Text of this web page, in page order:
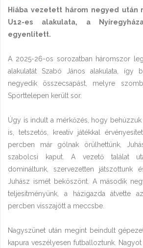
Hiába vezetett három negyed után
U12-es alakulata, a
egyenlített.
A 2025-26-os sorozatban háromszor
alakulatát Szabó János alakulata, így
negyedik összecsapást, melyre
Sporttelepen került sor.
Úgy is indult a mérkőzés, hogy
is, tetszetős, kreatív játékkal
percben már gólnak örülhettünk,
szabolcsi kaput. A vezető találat
domináltunk, szervezetten játszottunk
Juhász ismét beköszönt. A második
teljesítményünk, a házigazda átvette
percben visszajött a meccsbe.
Nagyszünet után megint beindult
kapura veszélyesen futballoztunk.